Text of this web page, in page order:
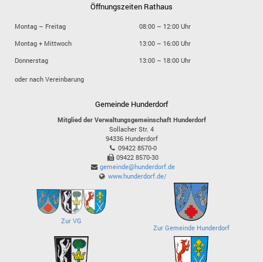
Öffnungszeiten Rathaus
Montag – Freitag
08:00 – 12:00 Uhr
Montag + Mittwoch
13:00 – 16:00 Uhr
Donnerstag
13:00 – 18:00 Uhr
oder nach Vereinbarung
Gemeinde Hunderdorf
Mitglied der Verwaltungsgemeinschaft Hunderdorf
Sollacher Str. 4
94336 Hunderdorf
09422 8570-0
09422 8570-30
gemeinde@hunderdorf.de
www.hunderdorf.de/
Zur VG
Zur Gemeinde Hunderdorf